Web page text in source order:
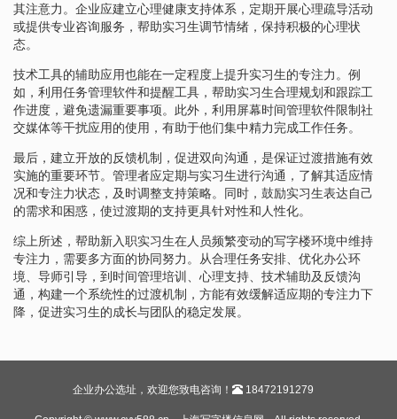
其注意力。企业应建立心理健康支持体系，定期开展心理疏导活动
或提供专业咨询服务，帮助实习生调节情绪，保持积极的心理状
态。
技术工具的辅助应用也能在一定程度上提升实习生的专注力。例
如，利用任务管理软件和提醒工具，帮助实习生合理规划和跟踪工
作进度，避免遗漏重要事项。此外，利用屏幕时间管理软件限制社
交媒体等干扰应用的使用，有助于他们集中精力完成工作任务。
最后，建立开放的反馈机制，促进双向沟通，是保证过渡措施有效
实施的重要环节。管理者应定期与实习生进行沟通，了解其适应情
况和专注力状态，及时调整支持策略。同时，鼓励实习生表达自己
的需求和困惑，使过渡期的支持更具针对性和人性化。
综上所述，帮助新入职实习生在人员频繁变动的写字楼环境中维持
专注力，需要多方面的协同努力。从合理任务安排、优化办公环
境、导师引导，到时间管理培训、心理支持、技术辅助及反馈沟
通，构建一个系统性的过渡机制，方能有效缓解适应期的专注力下
降，促进实习生的成长与团队的稳定发展。
企业办公选址，欢迎您致电咨询！ 18472191279